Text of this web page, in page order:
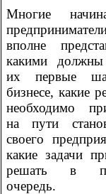
Многие
вполне
какими
их первые
бизнесе, какие
необходимо
на пути
своего
какие задачи
решать в
очередь.